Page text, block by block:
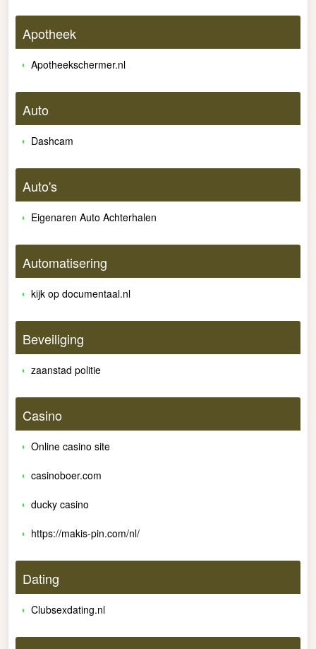
Apotheek
Apotheekschermer.nl
Auto
Dashcam
Auto's
Eigenaren Auto Achterhalen
Automatisering
kijk op documentaal.nl
Beveiliging
zaanstad politie
Casino
Online casino site
casinoboer.com
ducky casino
https://makis-pin.com/nl/
Dating
Clubsexdating.nl